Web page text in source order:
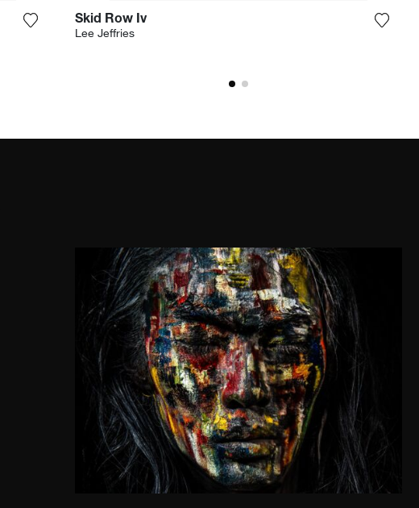
Ajouter la photographie à ma wishlist
Skid Row Iv
Lee Jeffries